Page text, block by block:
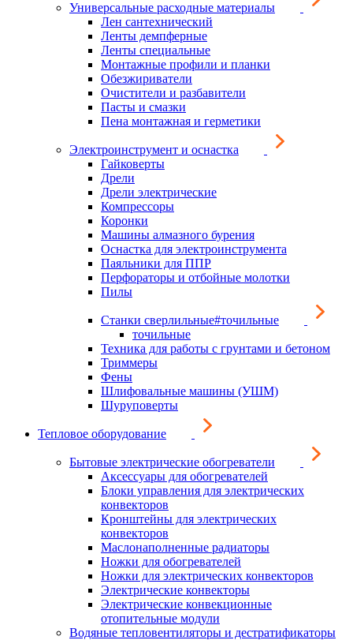
Универсальные расходные материалы
Лен сантехнический
Ленты демпферные
Ленты специальные
Монтажные профили и планки
Обезжириватели
Очистители и разбавители
Пасты и смазки
Пена монтажная и герметики
Электроинструмент и оснастка
Гайковерты
Дрели
Дрели электрические
Компрессоры
Коронки
Машины алмазного бурения
Оснастка для электроинструмента
Паяльники для ППР
Перфораторы и отбойные молотки
Пилы
Станки сверлильные#точильные
точильные
Техника для работы с грунтами и бетоном
Триммеры
Фены
Шлифовальные машины (УШМ)
Шуруповерты
Тепловое оборудование
Бытовые электрические обогреватели
Аксессуары для обогревателей
Блоки управления для электрических
конвекторов
Кронштейны для электрических
конвекторов
Маслонаполненные радиаторы
Ножки для обогревателей
Ножки для электрических конвекторов
Электрические конвекторы
Электрические конвекционные
отопительные модули
Водяные тепловентиляторы и дестратификаторы